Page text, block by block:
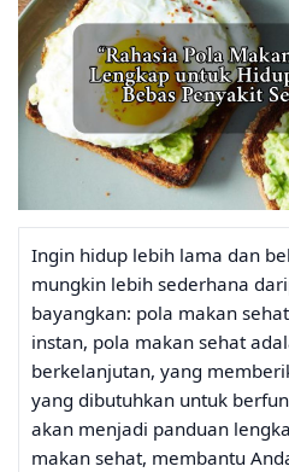
Ingin hidup lebih lama dan
mungkin lebih sederhana
bayangkan: pola makan
instan, pola makan sehat
berkelanjutan, yang
yang dibutuhkan untuk
akan menjadi panduan
makan sehat, membantu